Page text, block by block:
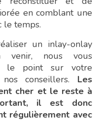
en comblant une
le temps.
un inlay-onlay
nous vous
le point sur votre
conseillers. Les
cher et le reste à
il est donc
régulièrement avec